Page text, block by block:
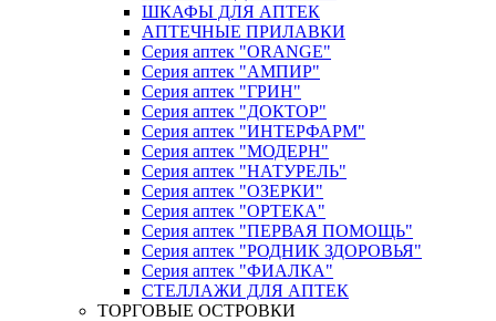
ШКАФЫ ДЛЯ АПТЕК
АПТЕЧНЫЕ ПРИЛАВКИ
Серия аптек "ORANGE"
Серия аптек "АМПИР"
Серия аптек "ГРИН"
Серия аптек "ДОКТОР"
Серия аптек "ИНТЕРФАРМ"
Серия аптек "МОДЕРН"
Серия аптек "НАТУРЕЛЬ"
Серия аптек "ОЗЕРКИ"
Серия аптек "ОРТЕКА"
Серия аптек "ПЕРВАЯ ПОМОЩЬ"
Серия аптек "РОДНИК ЗДОРОВЬЯ"
Серия аптек "ФИАЛКА"
СТЕЛЛАЖИ ДЛЯ АПТЕК
ТОРГОВЫЕ ОСТРОВКИ